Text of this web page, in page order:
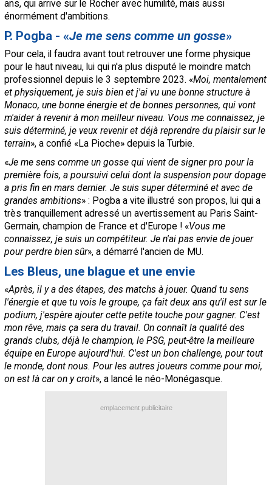
ans, qui arrive sur le Rocher avec humilité, mais aussi
énormément d'ambitions.
P. Pogba - «Je me sens comme un gosse»
Pour cela, il faudra avant tout retrouver une forme physique
pour le haut niveau, lui qui n'a plus disputé le moindre match
professionnel depuis le 3 septembre 2023. «Moi, mentalement
et physiquement, je suis bien et j'ai vu une bonne structure à
Monaco, une bonne énergie et de bonnes personnes, qui vont
m'aider à revenir à mon meilleur niveau. Vous me connaissez, je
suis déterminé, je veux revenir et déjà reprendre du plaisir sur le
terrain», a confié «La Pioche» depuis la Turbie.
«Je me sens comme un gosse qui vient de signer pro pour la
première fois, a poursuivi celui dont la suspension pour dopage
a pris fin en mars dernier. Je suis super déterminé et avec de
grandes ambitions» : Pogba a vite illustré son propos, lui qui a
très tranquillement adressé un avertissement au Paris Saint-
Germain, champion de France et d'Europe ! «Vous me
connaissez, je suis un compétiteur. Je n'ai pas envie de jouer
pour perdre bien sûr», a démarré l'ancien de MU.
Les Bleus, une blague et une envie
«Après, il y a des étapes, des matchs à jouer. Quand tu sens
l'énergie et que tu vois le groupe, ça fait deux ans qu'il est sur le
podium, j'espère ajouter cette petite touche pour gagner. C'est
mon rêve, mais ça sera du travail. On connaît la qualité des
grands clubs, déjà le champion, le PSG, peut-être la meilleure
équipe en Europe aujourd'hui. C'est un bon challenge, pour tout
le monde, dont nous. Pour les autres joueurs comme pour moi,
on est là car on y croit», a lancé le néo-Monégasque.
emplacement publicitaire